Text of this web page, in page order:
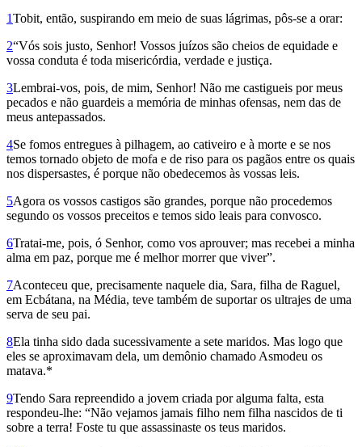
1Tobit, então, suspirando em meio de suas lágrimas, pôs-se a orar:
2“Vós sois justo, Senhor! Vossos juízos são cheios de equidade e
vossa conduta é toda misericórdia, verdade e justiça.
3Lembrai-vos, pois, de mim, Senhor! Não me cas­tigueis por meus
pecados e não guardeis a memória de minhas ofensas, nem das de
meus antepassados.
4Se fomos entregues à pilhagem, ao cativeiro e à morte e se nos
temos tornado objeto de mofa e de riso para os pagãos entre os quais
nos dispersastes, é porque não obedecemos às vossas leis.
5Agora os vossos castigos são grandes, porque não procedemos
segundo os vossos preceitos e temos sido leais para convosco.
6Tratai-me, pois, ó Senhor, como vos aprouver; mas recebei a minha
alma em paz, porque me é melhor morrer que viver”.
7Aconteceu que, precisamente naquele dia, Sara, filha de Raguel,
em Ecbátana, na Média, teve também de suportar os ultrajes de uma
serva de seu pai.
8Ela tinha sido dada sucessivamente a sete maridos. Mas logo que
eles se aproximavam dela, um demônio chamado Asmodeu os
matava.*
9Tendo Sara repreendido a jovem criada por alguma falta, esta
respondeu-lhe: “Não vejamos jamais filho nem filha nascidos de ti
sobre a terra! Foste tu que assassinaste os teus maridos.